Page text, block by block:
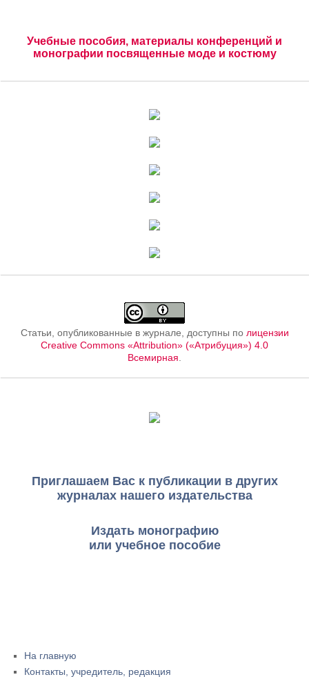
Учебные пособия, материалы конференций и
монографии посвященные моде и костюму
Статьи, опубликованные в журнале, доступны по лицензии
Creative Commons «Attribution» («Атрибуция») 4.0
Всемирная
Приглашаем Вас к публикации в других
журналах нашего издательства
Издать монографию
или учебное пособие
На главную
Контакты, учредитель, редакция